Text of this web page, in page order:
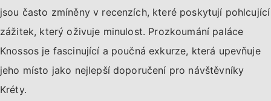
jsou často zmíněny v recenzích, které poskytují pohlcující
zážitek, který oživuje minulost. Prozkoumání paláce
Knossos je fascinující a poučná exkurze, která upevňuje
jeho místo jako nejlepší doporučení pro návštěvníky
Kréty.